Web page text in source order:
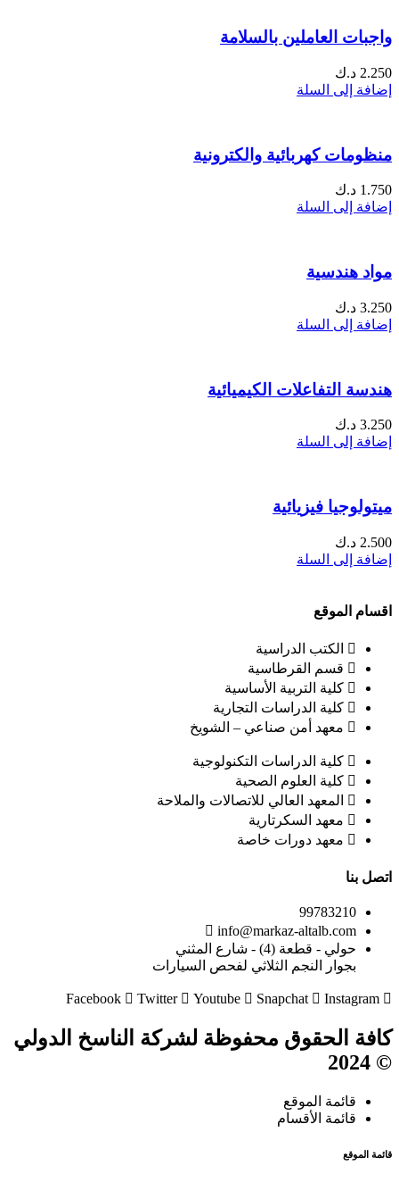
واجبات العاملين بالسلامة
2.250 د.ك
إضافة إلى السلة
منظومات كهربائية والكترونية
1.750 د.ك
إضافة إلى السلة
مواد هندسية
3.250 د.ك
إضافة إلى السلة
هندسة التفاعلات الكيميائية
3.250 د.ك
إضافة إلى السلة
ميتولوجيا فيزيائية
2.500 د.ك
إضافة إلى السلة
اقسام الموقع
الكتب الدراسية
قسم القرطاسية
كلية التربية الأساسية
كلية الدراسات التجارية
معهد أمن صناعي – الشويخ
كلية الدراسات التكنولوجية
كلية العلوم الصحية
المعهد العالي للاتصالات والملاحة
معهد السكرتارية
معهد دورات خاصة
اتصل بنا
99783210
info@markaz-altalb.com
حولي - قطعة (4) - شارع المثني
بجوار النجم الثلاثي لفحص السيارات
Facebook Twitter Youtube Snapchat Instagram
كافة الحقوق محفوظة لشركة الناسخ الدولي
© 2024
قائمة الموقع
قائمة الأقسام
قائمة الموقع